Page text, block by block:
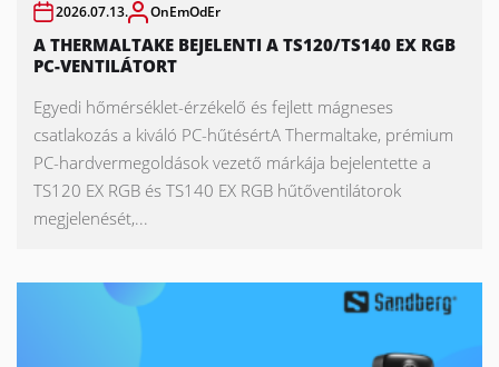
2026.07.13. OnEmOdEr
A THERMALTAKE BEJELENTI A TS120/TS140 EX RGB
PC-VENTILÁTORT
Egyedi hőmérséklet-érzékelő és fejlett mágneses
csatlakozás a kiváló PC-hűtésértA Thermaltake, prémium
PC-hardvermegoldások vezető márkája bejelentette a
TS120 EX RGB és TS140 EX RGB hűtőventilátorok
megjelenését,...